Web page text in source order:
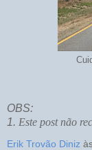
OBS:
1. Este post não
Erik Trovão Diniz